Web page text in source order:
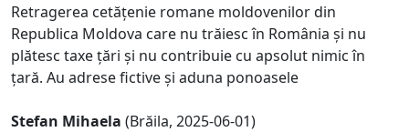
Retragerea cetățenie romane moldovenilor din
Republica Moldova care nu trăiesc în România și nu
plătesc taxe țări și nu contribuie cu apsolut nimic în
țară. Au adrese fictive și aduna ponoasele
Stefan Mihaela (Brăila, 2025-06-01)